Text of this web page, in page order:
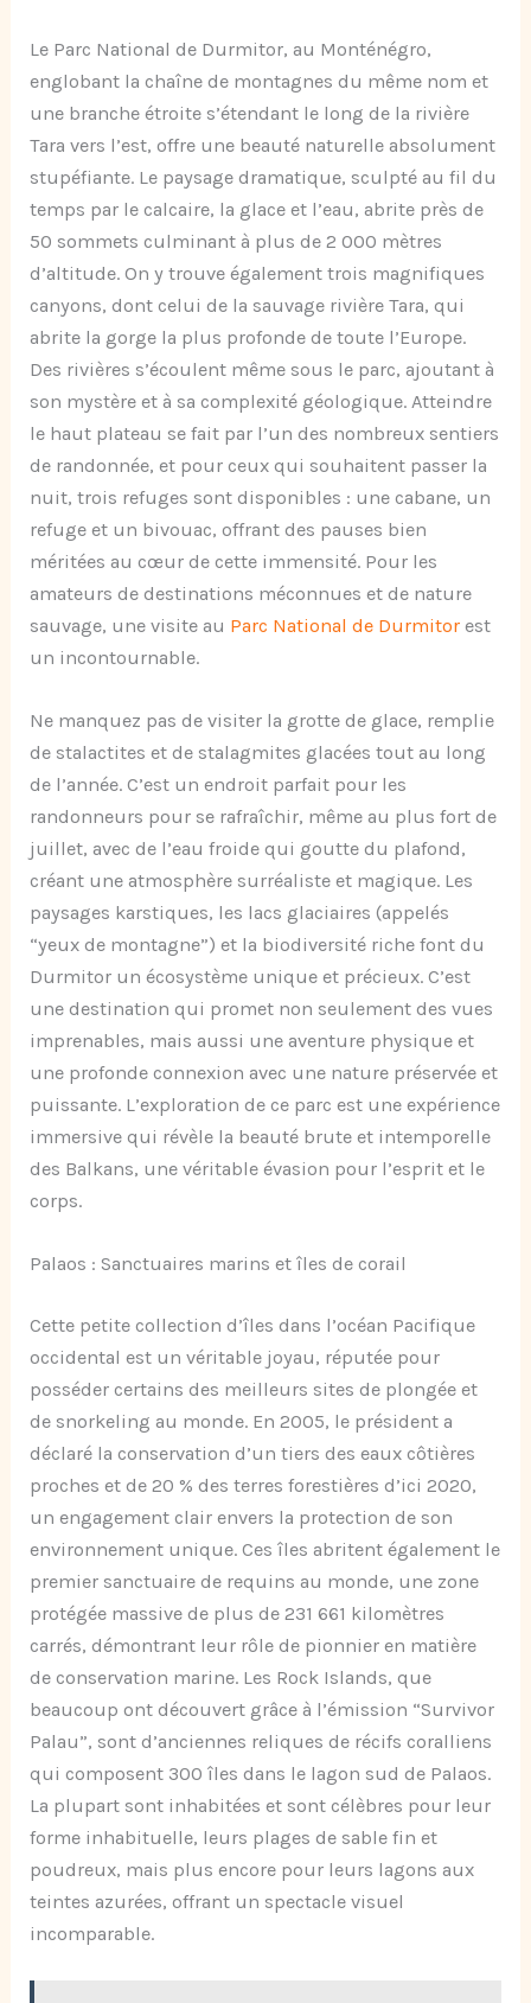
Le Parc National de Durmitor, au Monténégro,
englobant la chaîne de montagnes du même nom et
une branche étroite s’étendant le long de la rivière
Tara vers l’est, offre une beauté naturelle absolument
stupéfiante. Le paysage dramatique, sculpté au fil du
temps par le calcaire, la glace et l’eau, abrite près de
50 sommets culminant à plus de 2 000 mètres
d’altitude. On y trouve également trois magnifiques
canyons, dont celui de la sauvage rivière Tara, qui
abrite la gorge la plus profonde de toute l’Europe.
Des rivières s’écoulent même sous le parc, ajoutant à
son mystère et à sa complexité géologique. Atteindre
le haut plateau se fait par l’un des nombreux sentiers
de randonnée, et pour ceux qui souhaitent passer la
nuit, trois refuges sont disponibles : une cabane, un
refuge et un bivouac, offrant des pauses bien
méritées au cœur de cette immensité. Pour les
amateurs de destinations méconnues et de nature
sauvage, une visite au Parc National de Durmitor est
un incontournable.
Ne manquez pas de visiter la grotte de glace, remplie
de stalactites et de stalagmites glacées tout au long
de l’année. C’est un endroit parfait pour les
randonneurs pour se rafraîchir, même au plus fort de
juillet, avec de l’eau froide qui goutte du plafond,
créant une atmosphère surréaliste et magique. Les
paysages karstiques, les lacs glaciaires (appelés
“yeux de montagne”) et la biodiversité riche font du
Durmitor un écosystème unique et précieux. C’est
une destination qui promet non seulement des vues
imprenables, mais aussi une aventure physique et
une profonde connexion avec une nature préservée et
puissante. L’exploration de ce parc est une expérience
immersive qui révèle la beauté brute et intemporelle
des Balkans, une véritable évasion pour l’esprit et le
corps.
Palaos : Sanctuaires marins et îles de corail
Cette petite collection d’îles dans l’océan Pacifique
occidental est un véritable joyau, réputée pour
posséder certains des meilleurs sites de plongée et
de snorkeling au monde. En 2005, le président a
déclaré la conservation d’un tiers des eaux côtières
proches et de 20 % des terres forestières d’ici 2020,
un engagement clair envers la protection de son
environnement unique. Ces îles abritent également le
premier sanctuaire de requins au monde, une zone
protégée massive de plus de 231 661 kilomètres
carrés, démontrant leur rôle de pionnier en matière
de conservation marine. Les Rock Islands, que
beaucoup ont découvert grâce à l’émission “Survivor
Palau”, sont d’anciennes reliques de récifs coralliens
qui composent 300 îles dans le lagon sud de Palaos.
La plupart sont inhabitées et sont célèbres pour leur
forme inhabituelle, leurs plages de sable fin et
poudreux, mais plus encore pour leurs lagons aux
teintes azurées, offrant un spectacle visuel
incomparable.